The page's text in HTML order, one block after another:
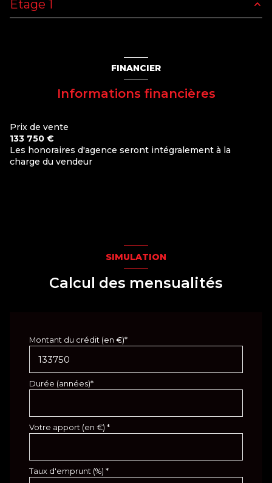
Etage 1
FINANCIER
Informations financières
Prix de vente
133 750 €
Les honoraires d'agence seront intégralement à la
charge du vendeur
SIMULATION
Calcul des mensualités
Montant du crédit (en €)*
Durée (années)*
Votre apport (en €) *
Taux d'emprunt (%) *